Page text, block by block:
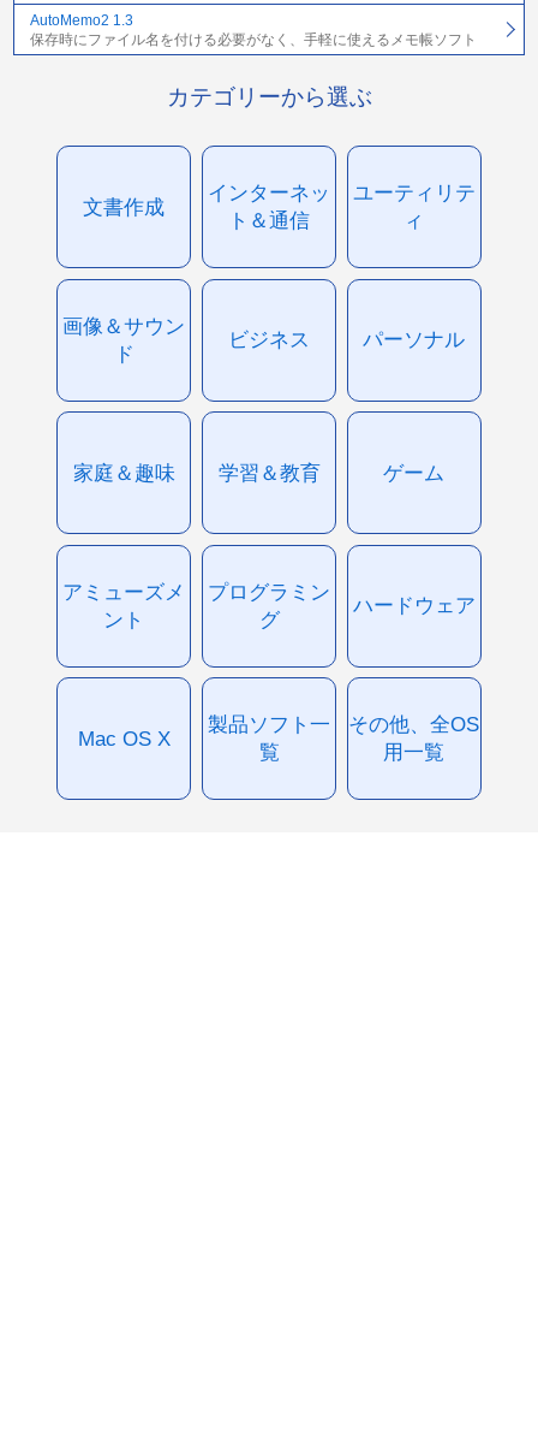
AutoMemo2 1.3
保存時にファイル名を付ける必要がなく、手軽に使えるメモ帳ソフト
カテゴリーから選ぶ
文書作成
インターネッ
ト＆通信
ユーティリテ
ィ
画像＆サウン
ド
ビジネス パーソナル
家庭＆趣味 学習＆教育 ゲーム
アミューズメ
ント
プログラミン
グ
ハードウェア
Mac OS X
製品ソフト一
覧
その他、全OS
用一覧